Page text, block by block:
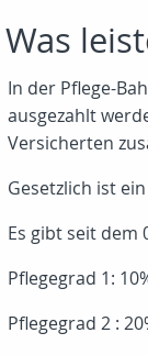
Was
In der Pflege-
ausgezahlt
Versicherten
Gesetzlich ist
Es gibt seit dem
Pflegegrad 1:
Pflegegrad 2 :